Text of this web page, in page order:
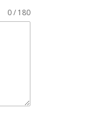
0 / 180